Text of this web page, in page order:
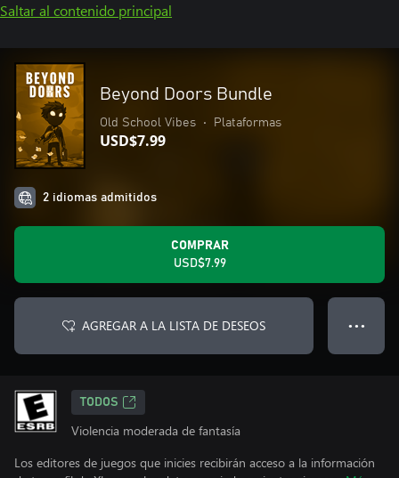
Saltar al contenido principal
Beyond Doors Bundle
Old School Vibes • Plataformas
USD$7.99
2 idiomas admitidos
COMPRAR
USD$7.99
AGREGAR A LA LISTA DE DESEOS ● ● ●
TODOS
Violencia moderada de fantasía
Los editores de juegos que inicies recibirán acceso a la información